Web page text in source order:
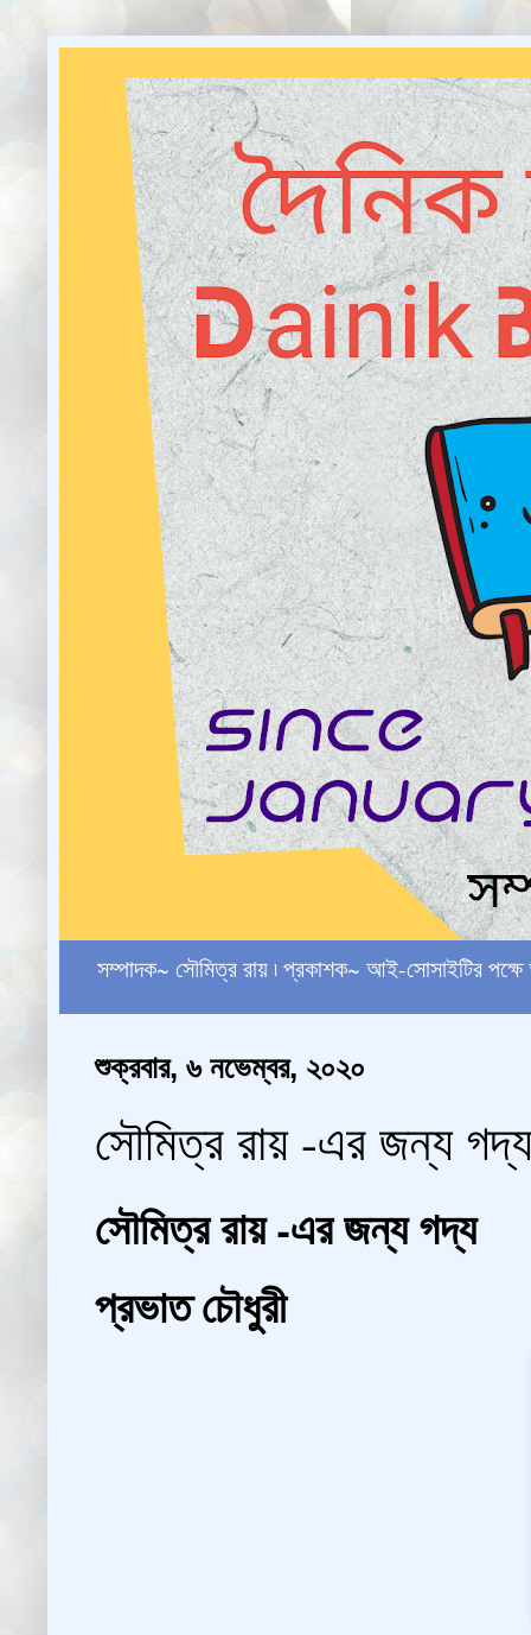
সম্পাদক~ সৌমিত্র রায় ৷ প্রকাশক~ আই-সোসাইটির
শুক্রবার, ৬ নভেম্বর, ২০২০
সৌমিত্র রায় -এর জন্য
সৌমিত্র রায় -এর জন্য গদ্য
প্রভাত চৌধুরী